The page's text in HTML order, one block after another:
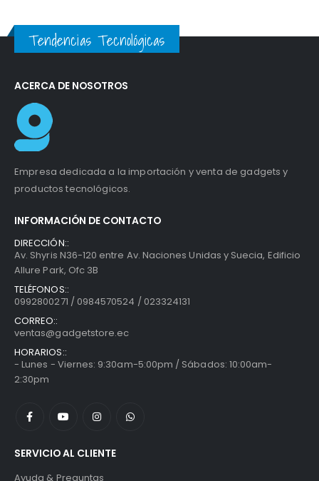
Tendencias Tecnológicas
ACERCA DE NOSOTROS
Empresa dedicada a la importación y venta de gadgets y
productos tecnológicos.
INFORMACIÓN DE CONTACTO
DIRECCIÓN::
Av. Shyris N36-120 entre Av. Naciones Unidas y Suecia, Edificio
Allure Park, Ofc 3B
TELÉFONOS::
0992800271 / 0984570524 / 023324131
CORREO::
ventas@gadgetstore.ec
HORARIOS::
- Lunes - Viernes: 9:30am-5:00pm / Sábados: 10:00am-
2:30pm
SERVICIO AL CLIENTE
Ayuda & Preguntas